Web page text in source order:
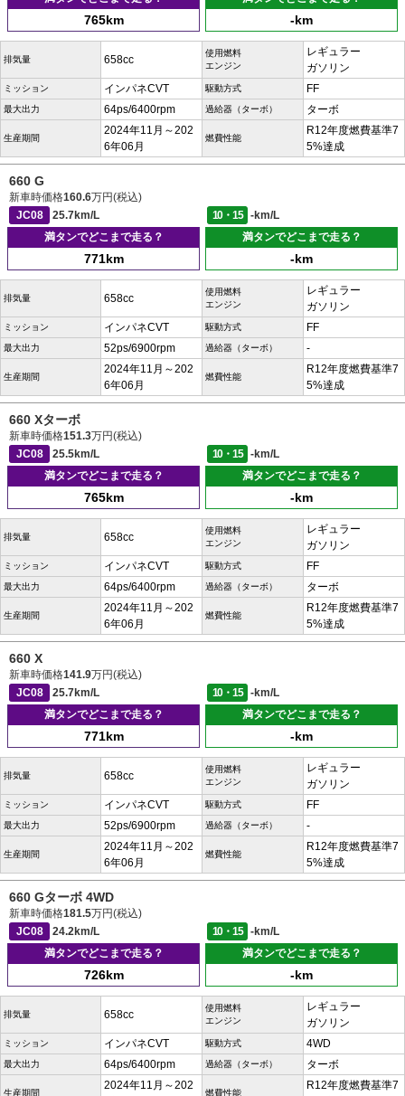
765km -km
排気量 658cc
使用燃料
エンジン
レギュラー
ガソリン
ミッション インパネCVT 駆動方式 FF
最大出力 64ps/6400rpm 過給器（ターボ） ターボ
生産期間
2024年11月～202
6年06月
燃費性能
R12年度燃費基準7
5%達成
660 G
新車時価格160.6万円(税込)
JC08
25.7km/L 10・15
-km/L
満タンでどこまで走る？
771km
満タンでどこまで走る？
-km
排気量 658cc
使用燃料
エンジン
レギュラー
ガソリン
ミッション インパネCVT 駆動方式 FF
最大出力 52ps/6900rpm 過給器（ターボ） -
生産期間
2024年11月～202
6年06月
燃費性能
R12年度燃費基準7
5%達成
660 Xターボ
新車時価格151.3万円(税込)
JC08
25.5km/L 10・15
-km/L
満タンでどこまで走る？
765km
満タンでどこまで走る？
-km
排気量 658cc
使用燃料
エンジン
レギュラー
ガソリン
ミッション インパネCVT 駆動方式 FF
最大出力 64ps/6400rpm 過給器（ターボ） ターボ
生産期間
2024年11月～202
6年06月
燃費性能
R12年度燃費基準7
5%達成
660 X
新車時価格141.9万円(税込)
JC08
25.7km/L 10・15
-km/L
満タンでどこまで走る？
771km
満タンでどこまで走る？
-km
排気量 658cc
使用燃料
エンジン
レギュラー
ガソリン
ミッション インパネCVT 駆動方式 FF
最大出力 52ps/6900rpm 過給器（ターボ） -
生産期間
2024年11月～202
6年06月
燃費性能
R12年度燃費基準7
5%達成
660 Gターボ 4WD
新車時価格181.5万円(税込)
JC08
24.2km/L 10・15
-km/L
満タンでどこまで走る？
726km
満タンでどこまで走る？
-km
排気量 658cc
使用燃料
エンジン
レギュラー
ガソリン
ミッション インパネCVT 駆動方式 4WD
最大出力 64ps/6400rpm 過給器（ターボ） ターボ
生産期間
2024年11月～202
燃費性能
R12年度燃費基準7